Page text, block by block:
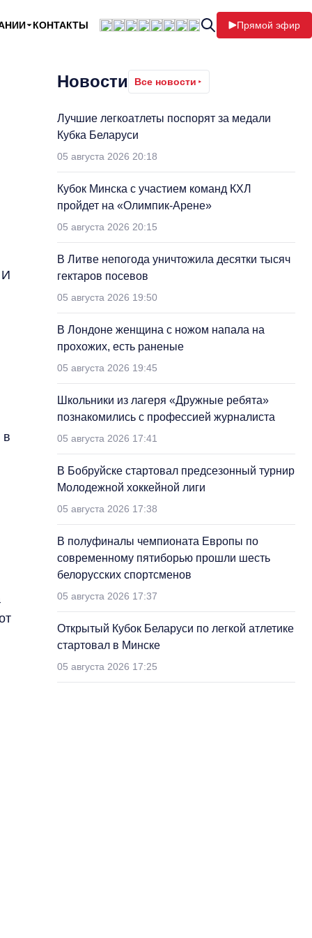
КОНТАКТЫ Прямой эфир
И
в
Новости Все новости
Лучшие легкоатлеты поспорят за медали
Кубка Беларуси
05 августа 2026 20:18
Кубок Минска с участием команд КХЛ
пройдет на «Олимпик-Арене»
05 августа 2026 20:15
В Литве непогода уничтожила десятки тысяч
гектаров посевов
05 августа 2026 19:50
В Лондоне женщина с ножом напала на
прохожих, есть раненые
05 августа 2026 19:45
Школьники из лагеря «Дружные ребята»
познакомились с профессией журналиста
05 августа 2026 17:41
В Бобруйске стартовал предсезонный турнир
Молодежной хоккейной лиги
05 августа 2026 17:38
В полуфиналы чемпионата Европы по
современному пятиборью прошли шесть
белорусских спортсменов
05 августа 2026 17:37
Открытый Кубок Беларуси по легкой атлетике
стартовал в Минске
05 августа 2026 17:25